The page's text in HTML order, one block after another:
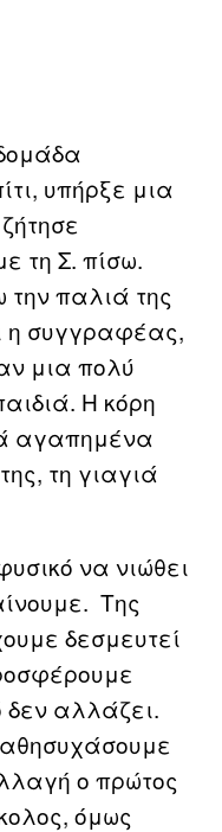
υπήρξε μια
τη Σ. πίσω.
την παλιά της
η συγγραφέας,
μια πολύ
Η κόρη
αγαπημένα
τη γιαγιά
να νιώθει
Της
δεσμευτεί
δεν αλλάζει.
ο πρώτος
όμως